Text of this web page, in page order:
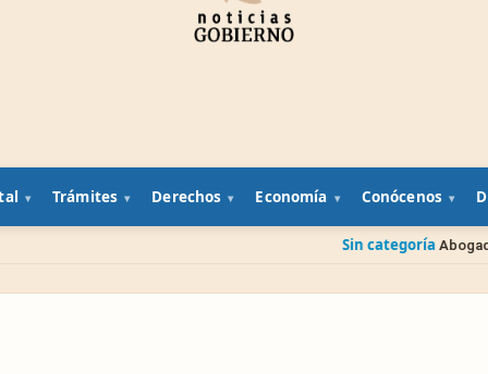
Trámites Derechos Economía Conócenos
Sin categoría Abogado gratis